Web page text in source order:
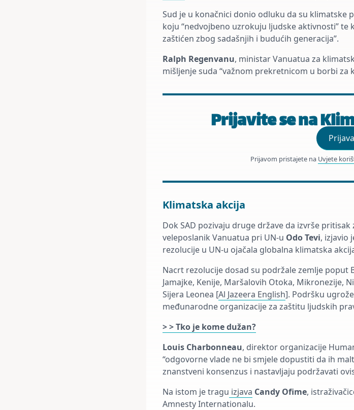
Sud je u konačnici donio odluku da su klimatske
koju “nedvojbeno uzrokuju ljudske aktivnosti” te
zaštićen zbog sadašnjih i budućih generacija”.
Ralph Regenvanu, ministar Vanuatua za
mišljenje suda “važnom prekretnicom u borbi za
Prijavite se na
Prijava
Prijavom pristajete na Uvjete
Klimatska akcija
Dok SAD pozivaju druge države da izvrše
veleposlanik Vanuatua pri UN-u Odo Tevi, izjavio
rezolucije u UN-u ojačala globalna klimatska
Nacrt rezolucije dosad su podržale zemlje poput
Jamajke, Kenije, Maršalovih Otoka, Mikronezije,
Sijera Leonea [Al Jazeera English]. Podršku
međunarodne organizacije za zaštitu ljudskih
> > Tko je kome dužan?
Louis Charbonneau, direktor organizacije
“odgovorne vlade ne bi smjele dopustiti da ih
znanstveni konsenzus i nastavljaju podržavati
Na istom je tragu izjava Candy Ofime,
Amnesty Internationalu.